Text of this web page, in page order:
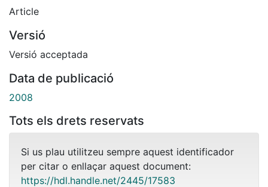
Article
Versió
Versió acceptada
Data de publicació
2008
Tots els drets reservats
Si us plau utilitzeu sempre aquest identificador
per citar o enllaçar aquest document:
https://hdl.handle.net/2445/17583